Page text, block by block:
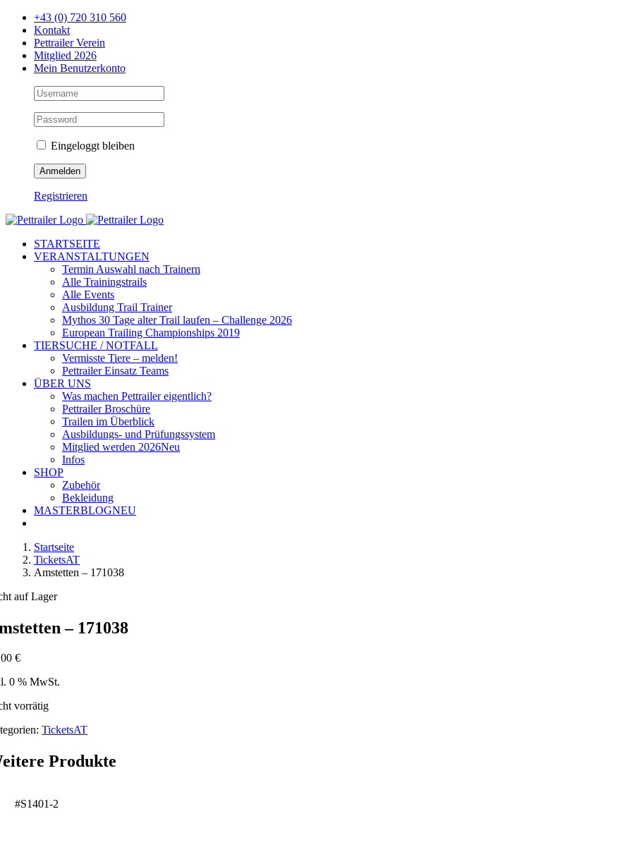
Zum
Inhalt
springen
+43 (0) 720 310 560
Kontakt
Pettrailer Verein
Mitglied 2026
Mein Benutzerkonto
Eingeloggt bleiben
Registrieren
Facebook
X
YouTube
Instagram
STARTSEITE
VERANSTALTUNGEN
Termin Auswahl nach Trainern
Alle Trainingstrails
Alle Events
Ausbildung Trail Trainer
Mythos 30 Tage alter Trail laufen – Challenge 2026
European Trailing Championships 2019
TIERSUCHE / NOTFALL
Vermisste Tiere – melden!
Pettrailer Einsatz Teams
ÜBER UNS
Was machen Pettrailer eigentlich?
Pettrailer Broschüre
Trailen im Überblick
Ausbildungs- und Prüfungssystem
Mitglied werden 2026Neu
Infos
SHOP
Zubehör
Bekleidung
MASTERBLOGNEU
Startseite
TicketsAT
Amstetten – 171038
auf Lager
– 171038
€
0 % MwSt.
vorrätig
TicketsAT
Produkte
#S1401-2